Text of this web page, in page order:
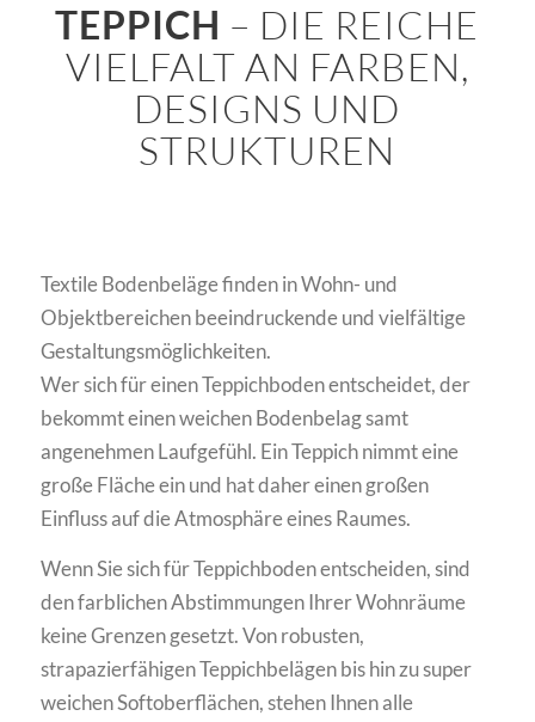
TEPPICH – DIE REICHE
VIELFALT AN FARBEN,
DESIGNS UND
STRUKTUREN
Textile Bodenbeläge finden in Wohn- und
Objektbereichen beeindruckende und vielfältige
Gestaltungsmöglichkeiten.
Wer sich für einen Teppichboden entscheidet, der
bekommt einen weichen Bodenbelag samt
angenehmen Laufgefühl. Ein Teppich nimmt eine
große Fläche ein und hat daher einen großen
Einfluss auf die Atmosphäre eines Raumes.
Wenn Sie sich für Teppichboden entscheiden, sind
den farblichen Abstimmungen Ihrer Wohnräume
keine Grenzen gesetzt. Von robusten,
strapazierfähigen Teppichbelägen bis hin zu super
weichen Softoberflächen, stehen Ihnen alle